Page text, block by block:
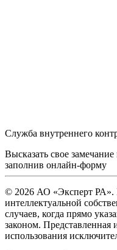
Служба внутреннего
Высказать свое
заполнив онлайн-форму
© 2026 АО «Эксперт РА».
интеллектуальной
случаев, когда прямо
законом. Представленная
использования